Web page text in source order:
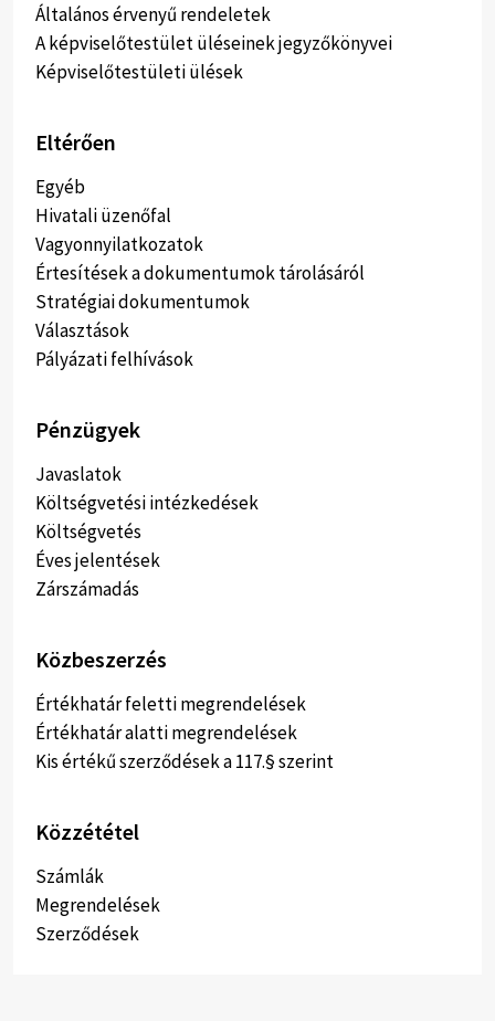
Általános érvenyű rendeletek
A képviselőtestület üléseinek jegyzőkönyvei
Képviselőtestületi ülések
Eltérően
Egyéb
Hivatali üzenőfal
Vagyonnyilatkozatok
Értesítések a dokumentumok tárolásáról
Stratégiai dokumentumok
Választások
Pályázati felhívások
Pénzügyek
Javaslatok
Költségvetési intézkedések
Költségvetés
Éves jelentések
Zárszámadás
Közbeszerzés
Értékhatár feletti megrendelések
Értékhatár alatti megrendelések
Kis értékű szerződések a 117.§ szerint
Közzététel
Számlák
Megrendelések
Szerződések